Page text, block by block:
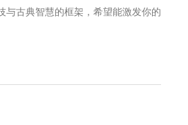
与古典智慧的框架，希望能激发你的